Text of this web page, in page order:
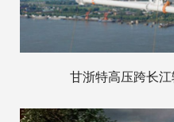
甘浙特高压跨长